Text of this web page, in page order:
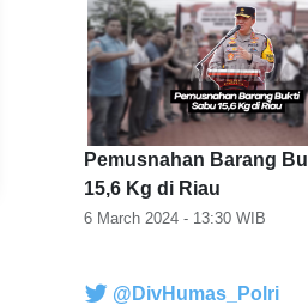
Pemusnahan Barang
15,6 Kg di Riau
6 March 2024 - 13:30 WIB
@DivHumas_Polri